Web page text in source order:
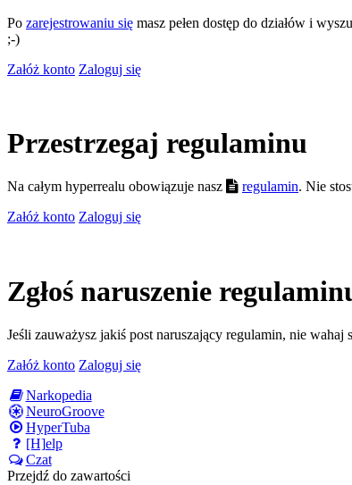
Po zarejestrowaniu się masz pełen dostęp do działów i
;-)
Załóż konto Zaloguj się
Przestrzegaj regulaminu
Na całym hyperrealu obowiązuje nasz regulamin. Nie
Załóż konto Zaloguj się
Zgłoś naruszenie
Jeśli zauważysz jakiś post naruszający regulamin, nie
Załóż konto Zaloguj się
Narkopedia
NeuroGroove
HyperTuba
[H]elp
Czat
Przejdź do zawartości